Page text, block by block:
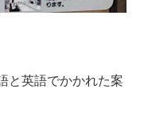
と英語でかかれた案